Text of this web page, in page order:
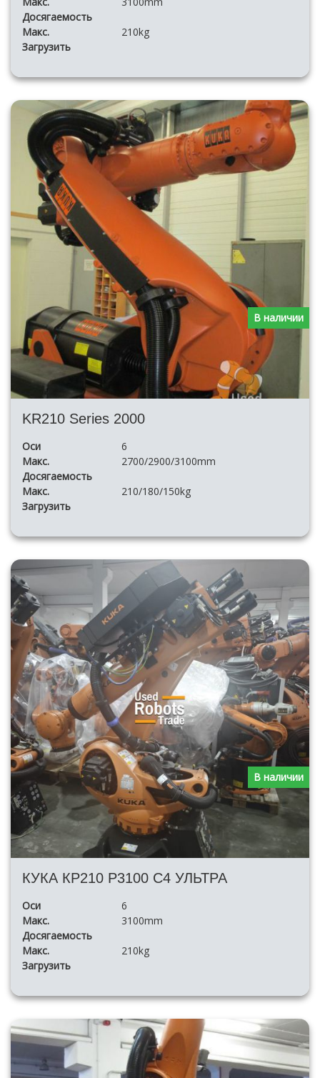
Досягаемость
Макс.
Загрузить
210kg
KR210 Series 2000
Оси
6
Макс.
Досягаемость
2700/2900/3100mm
Макс.
Загрузить
210/180/150kg
В наличии
КУКА КР210 Р3100 С4 УЛЬТРА
Оси
6
Макс.
Досягаемость
3100mm
Макс.
Загрузить
210kg
В наличии